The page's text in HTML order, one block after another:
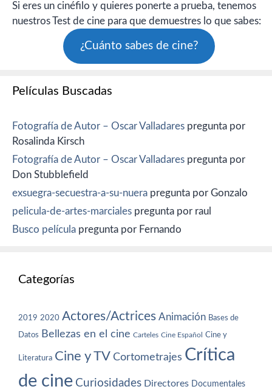
Si eres un cinéfilo y quieres ponerte a prueba, tenemos
nuestros Test de cine para que demuestres lo que sabes:
¿Cuánto sabes de cine?
Películas Buscadas
Fotografía de Autor – Oscar Valladares pregunta por
Rosalinda Kirsch
Fotografía de Autor – Oscar Valladares pregunta por
Don Stubblefield
exsuegra-secuestra-a-su-nuera pregunta por Gonzalo
pelicula-de-artes-marciales pregunta por raul
Busco película pregunta por Fernando
Categorías
2019 2020 Actores/Actrices Animación Bases de
Datos Bellezas en el cine Carteles Cine Español Cine y
Literatura Cine y TV Cortometrajes Crítica
de cine Curiosidades Directores Documentales